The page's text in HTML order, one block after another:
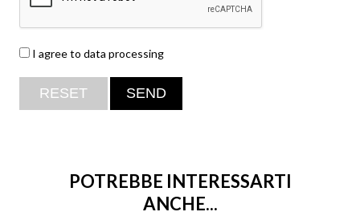
I agree to data processing
POTREBBE INTERESSARTI
ANCHE...